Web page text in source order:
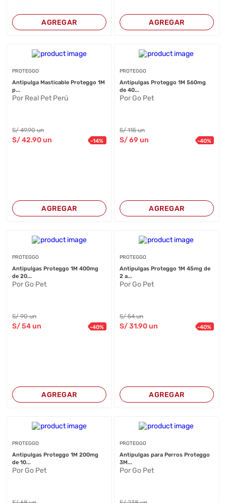
AGREGAR AGREGAR
PROTEGGO
Antipulga Masticable Proteggo 1M
p...
Por Real Pet Perú
S/49.90 un
S/42.90 un -14%
AGREGAR
PROTEGGO
Antipulgas Proteggo 1M 560mg
de 40...
Por Go Pet
S/115 un
S/69 un -40%
AGREGAR
PROTEGGO
Antipulgas Proteggo 1M 400mg
de 20...
Por Go Pet
S/90 un
S/54 un -40%
AGREGAR
PROTEGGO
Antipulgas Proteggo 1M 45mg de
2 a...
Por Go Pet
S/54 un
S/31.90un -40%
AGREGAR
PROTEGGO
Antipulgas Proteggo 1M 200mg
de 10...
Por Go Pet
PROTEGGO
Antipulgas para Perros Proteggo
3M...
Por Go Pet